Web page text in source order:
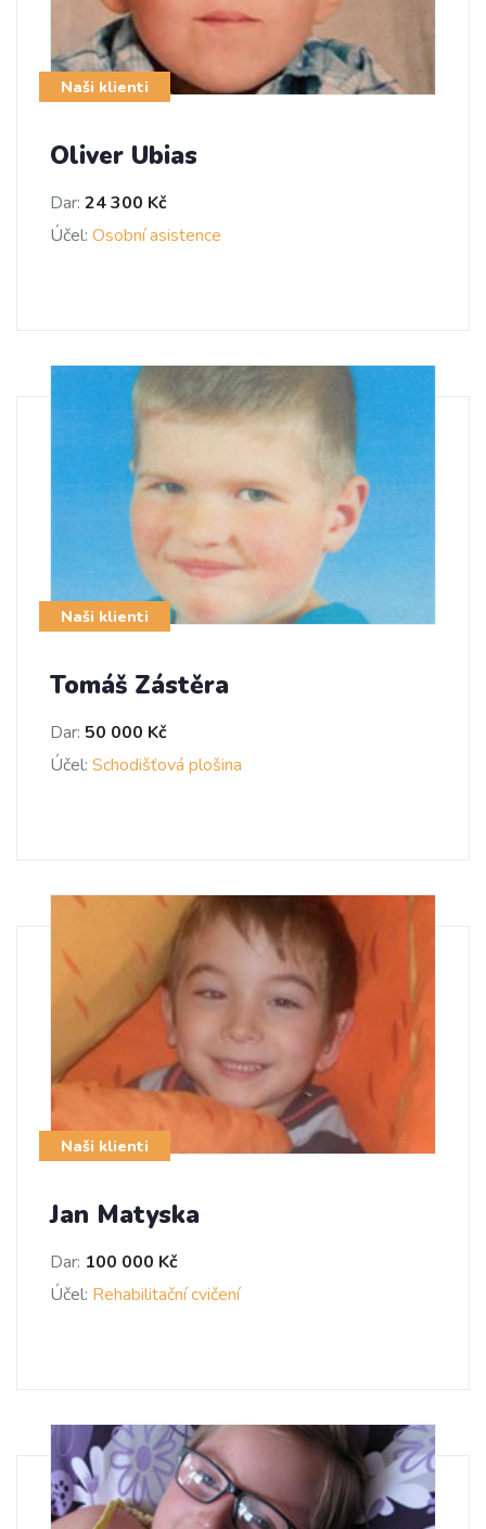
Naši klienti
Oliver Ubias
Dar: 24 300 Kč
Účel: Osobní asistence
Naši klienti
Tomáš Zástěra
Dar: 50 000 Kč
Účel: Schodišťová plošina
Naši klienti
Jan Matyska
Dar: 100 000 Kč
Účel: Rehabilitační cvičení